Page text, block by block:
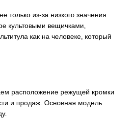
только из-за низкого значения
культовыми вещичками,
как на человеке, который
расположение режущей кромки
и продаж. Основная модель